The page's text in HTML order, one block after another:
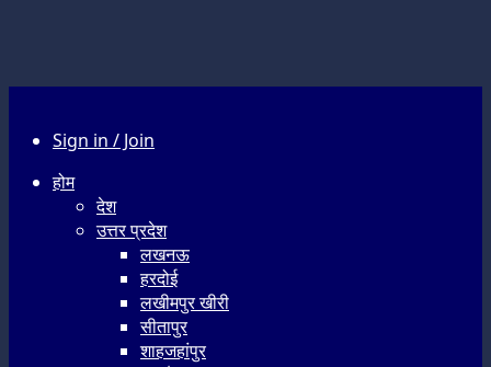
Sign in / Join
होम
देश
उत्तर प्रदेश
लखनऊ
हरदोई
लखीमपुर खीरी
सीतापुर
शाहजहांपुर